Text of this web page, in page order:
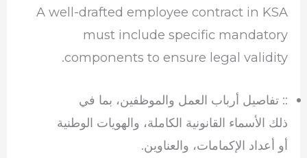
A well-drafted employee contract in KSA
must include specific mandatory
components to ensure legal validity.
:: تفاصيل أرباب العمل والموظفين، بما في
ذلك الأسماء القانونية الكاملة، والهويات الوطنية
أو أعداد الإكمامات، والعناوين.